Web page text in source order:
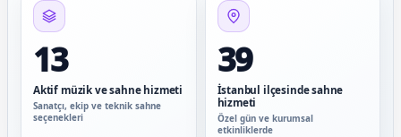
13
Aktif müzik ve sahne hizmeti
Sanatçı, ekip ve teknik sahne
seçenekleri
39
İstanbul ilçesinde sahne
hizmeti
Özel gün ve kurumsal
etkinliklerde